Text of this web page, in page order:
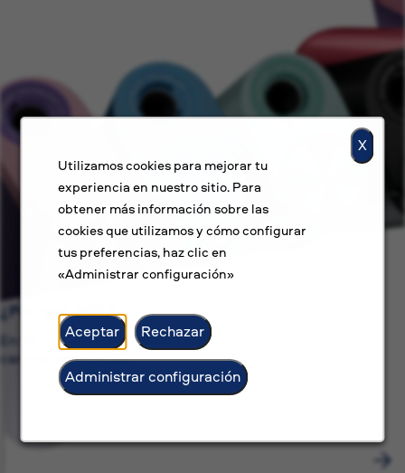
X
Utilizamos cookies para mejorar tu
experiencia en nuestro sitio. Para
obtener más información sobre las
cookies que utilizamos y cómo configurar
tus preferencias, haz clic en
«Administrar configuración»
Aceptar Rechazar
Administrar configuración
¿Por qué BAT?
En BAT, no solo buscamos ofrecer un trabajo, sino una
carrera con sentido.